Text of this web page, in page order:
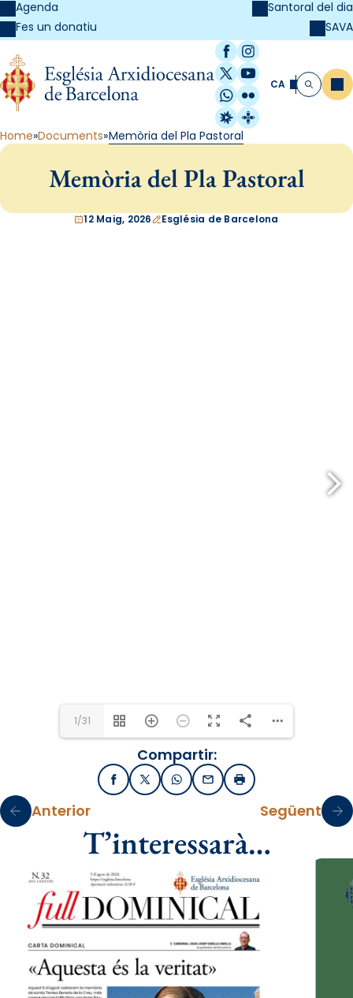
Agenda
Fes un donatiu
Santoral del dia
SAVA
Facebook
Instagram
X / Twitter
YouTube
WhatsApp
Flickr
Radio Estel
Catalunya
CA Cerca
Home Documents Memòria del Pla Pastoral
Memòria del Pla Pastoral
12 Maig, 2026 Església de Barcelona
1/31
Compartir:
FacebookX / TwitterWhatsApp
EmailImprimir
Anterior Següent
T’interessarà…